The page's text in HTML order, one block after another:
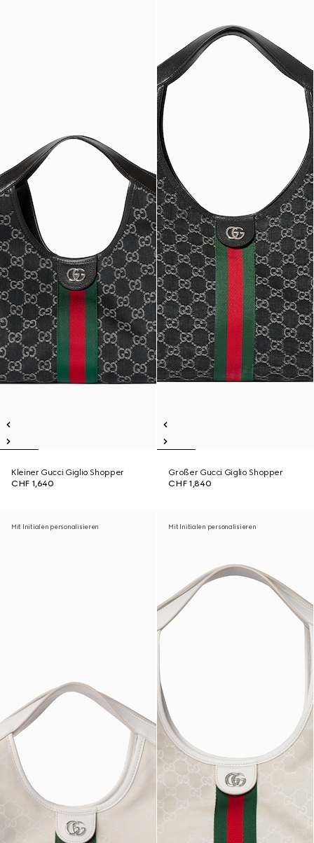
Kleiner Gucci Giglio Shopper
CHF 1,640
Großer Gucci Giglio Shopper
CHF 1,840
Mit Initialen personalisieren Mit Initialen personalisieren